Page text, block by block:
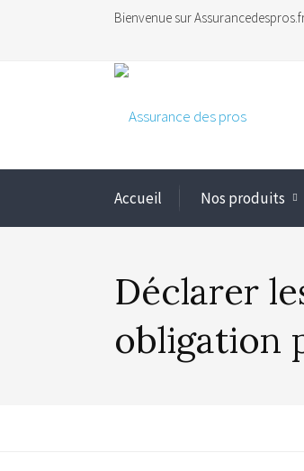
Bienvenue sur
Accueil Nos produits
Déclarer
obligation